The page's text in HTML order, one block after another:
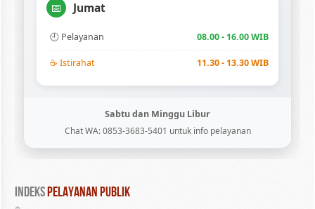
📅 Jumat
🕘 Pelayanan 08.00 - 16.00 WIB
☕ Istirahat 11.30 - 13.30 WIB
Sabtu dan Minggu Libur
Chat WA: 0853-3683-5401 untuk info pelayanan
INDEKS PELAYANAN PUBLIK